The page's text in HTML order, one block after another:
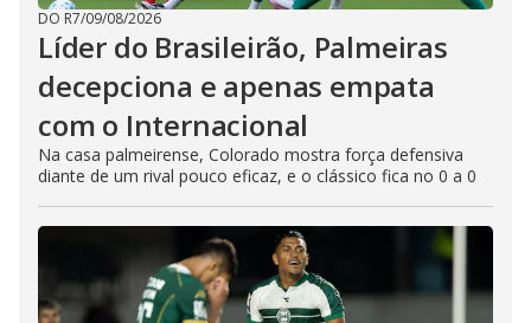
DO R7/09/08/2026
Líder do Brasileirão, Palmeiras
decepciona e apenas empata
com o Internacional
Na casa palmeirense, Colorado mostra força defensiva
diante de um rival pouco eficaz, e o clássico fica no 0 a 0